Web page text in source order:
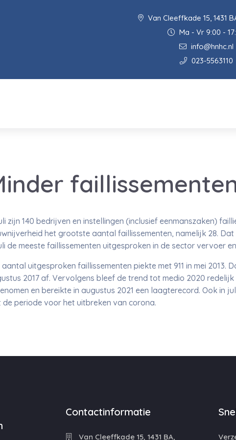
Van Cleeffkade 15, 1431
Ma - Vr 9:00 -
info@hnhc.nl
023-5563110
zijn 140 bedrijven en instellingen (inclusief eenmanszaken)
het grootste aantal faillissementen, namelijk 28.
de meeste faillissementen uitgesproken in de sector vervoer
aantal uitgesproken faillissementen piekte met 911 in mei 2013.
2017 af. Vervolgens bleef de trend tot medio 2020
en bereikte in augustus 2021 een laagterecord. Ook in
de periode voor het uitbreken van corona.
Contactinformatie
Van Cleeffkade 15, 1431 BA,